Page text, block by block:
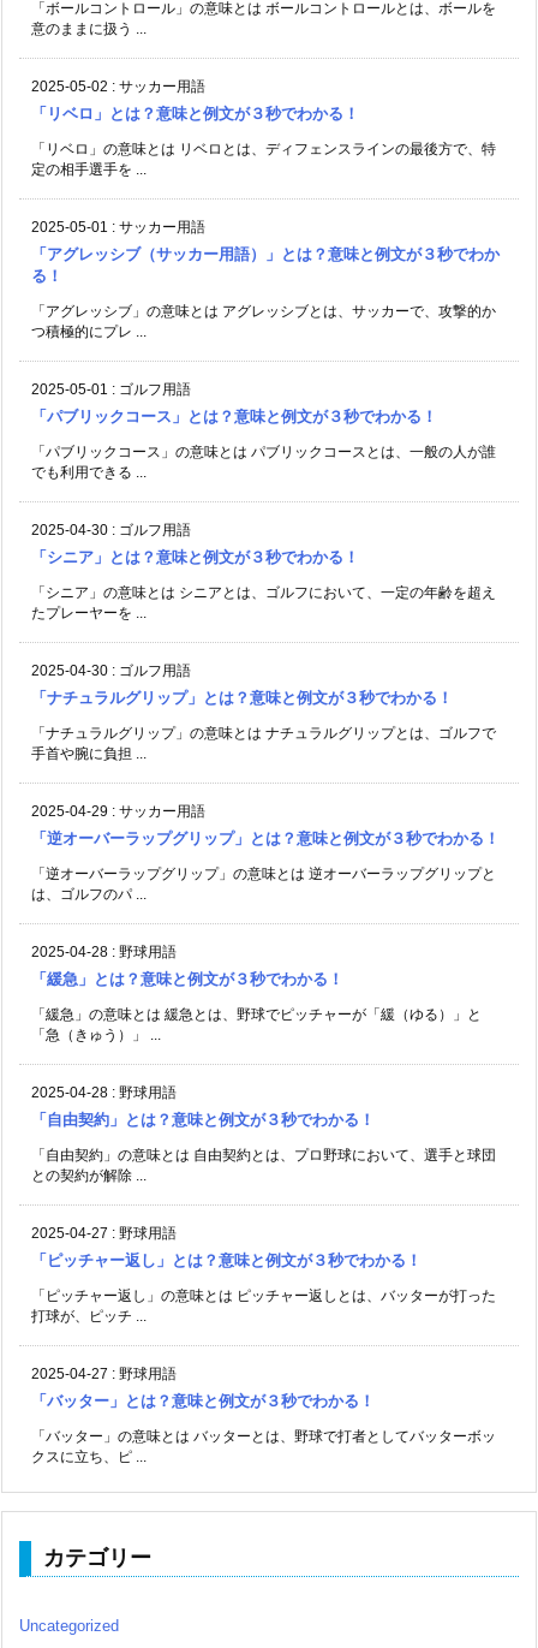
「ボールコントロール」の意味とは ボールコントロールとは、ボールを
意のままに扱う ...
2025-05-02 : サッカー用語
「リベロ」とは？意味と例文が３秒でわかる！
「リベロ」の意味とは リベロとは、ディフェンスラインの最後方で、特
定の相手選手を ...
2025-05-01 : サッカー用語
「アグレッシブ（サッカー用語）」とは？意味と例文が３秒でわか
る！
「アグレッシブ」の意味とは アグレッシブとは、サッカーで、攻撃的か
つ積極的にプレ ...
2025-05-01 : ゴルフ用語
「パブリックコース」とは？意味と例文が３秒でわかる！
「パブリックコース」の意味とは パブリックコースとは、一般の人が誰
でも利用できる ...
2025-04-30 : ゴルフ用語
「シニア」とは？意味と例文が３秒でわかる！
「シニア」の意味とは シニアとは、ゴルフにおいて、一定の年齢を超え
たプレーヤーを ...
2025-04-30 : ゴルフ用語
「ナチュラルグリップ」とは？意味と例文が３秒でわかる！
「ナチュラルグリップ」の意味とは ナチュラルグリップとは、ゴルフで
手首や腕に負担 ...
2025-04-29 : サッカー用語
「逆オーバーラップグリップ」とは？意味と例文が３秒でわかる！
「逆オーバーラップグリップ」の意味とは 逆オーバーラップグリップと
は、ゴルフのパ ...
2025-04-28 : 野球用語
「緩急」とは？意味と例文が３秒でわかる！
「緩急」の意味とは 緩急とは、野球でピッチャーが「緩（ゆる）」と
「急（きゅう）」 ...
2025-04-28 : 野球用語
「自由契約」とは？意味と例文が３秒でわかる！
「自由契約」の意味とは 自由契約とは、プロ野球において、選手と球団
との契約が解除 ...
2025-04-27 : 野球用語
「ピッチャー返し」とは？意味と例文が３秒でわかる！
「ピッチャー返し」の意味とは ピッチャー返しとは、バッターが打った
打球が、ピッチ ...
2025-04-27 : 野球用語
「バッター」とは？意味と例文が３秒でわかる！
「バッター」の意味とは バッターとは、野球で打者としてバッターボッ
クスに立ち、ピ ...
カテゴリー
Uncategorized